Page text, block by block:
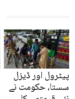
پیٹرول اور ڈیزل
سستا، حکومت نے